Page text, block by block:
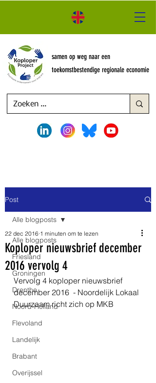
samen op weg naar een
toekomstbestendige regionale economie
Post
Alle blogposts
Friesland
Groningen
Drenthe
Noord-Holland
Flevoland
Landelijk
Brabant
Overijssel
Alle blogposts
Koploper nieuwsbrief december
2016 vervolg 4
22 dec 2016 1 minuten om te lezen
Vervolg 4 koploper nieuwsbrief
december 2016  - Noordelijk Lokaal
Duurzaam richt zich op MKB